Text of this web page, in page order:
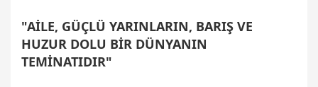
"AİLE, GÜÇLÜ YARINLARIN, BARIŞ VE
HUZUR DOLU BİR DÜNYANIN
TEMİNATIDIR"